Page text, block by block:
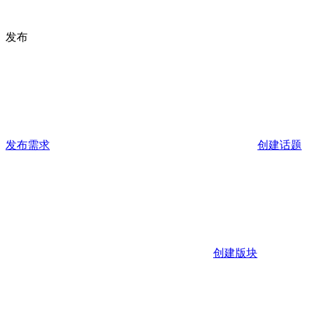
发布
发布需求 创建话题
创建版块